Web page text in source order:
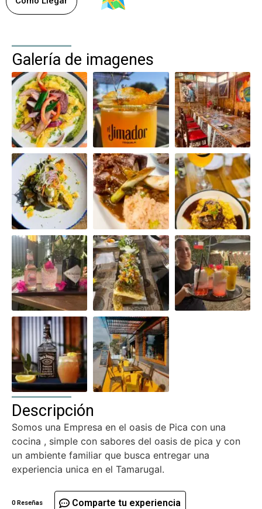
Galería de imagenes
Descripción
Somos una Empresa en el oasis de Pica con una
cocina , simple con sabores del oasis de pica y con
un ambiente familiar que busca entregar una
experiencia unica en el Tamarugal.
0 Reseñas Comparte tu experiencia